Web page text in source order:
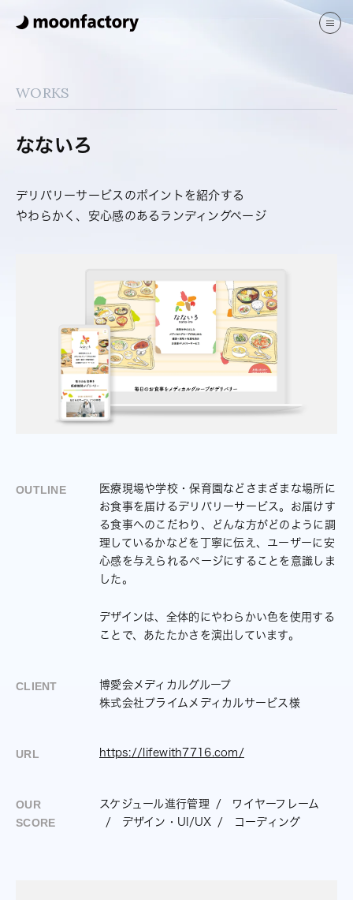
ブログ
会社案内
お問い合わせ
WORKS
なないろ
デリバリーサービスのポイントを紹介する
やわらかく、安心感のあるランディングページ
OUTLINE
医療現場や学校・保育園などさまざまな場所に
お食事を届けるデリバリーサービス。お届けす
る食事へのこだわり、どんな方がどのように調
理しているかなどを丁寧に伝え、ユーザーに安
心感を与えられるページにすることを意識しま
した。
デザインは、全体的にやわらかい色を使用する
ことで、あたたかさを演出しています。
CLIENT
博愛会メディカルグループ
株式会社プライムメディカルサービス様
URL https://lifewith7716.com/
OUR
SCORE
スケジュール進行管理
ワイヤーフレーム
デザイン・UI/UX
コーディング